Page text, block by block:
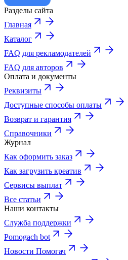
Разделы сайта
Главная
Каталог
FAQ для рекламодателей
FAQ для авторов
Оплата и документы
Реквизиты
Доступные способы оплаты
Возврат и гарантия
Справочники
Журнал
Как оформить заказ
Как загрузить креатив
Сервисы выплат
Все статьи
Наши контакты
Служба поддержки
Pomogach bot
Новости Помогач